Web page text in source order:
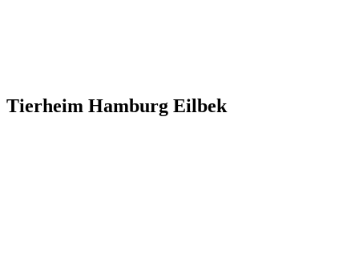
Tierheim Hamburg Eilbek